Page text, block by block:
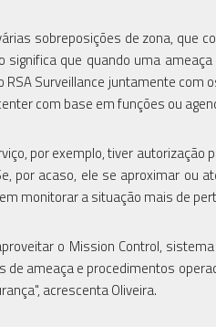
sobreposições de zona, que
que quando uma
Surveillance juntamente com
com base em funções ou
por exemplo, tiver
por acaso, ele se aproximar ou
monitorar a situação mais de
o Mission Control,
ameaça e procedimentos
acrescenta Oliveira.